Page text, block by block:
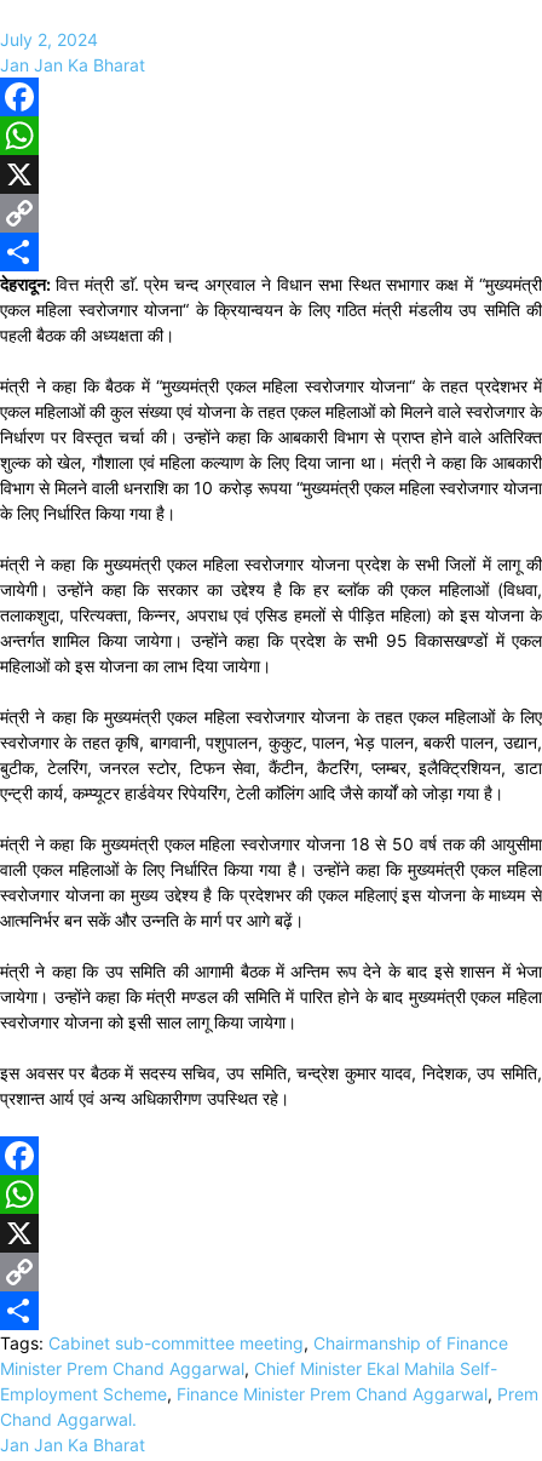
July 2, 2024
Jan Jan Ka Bharat
Facebook
WhatsApp
X
Copy
Link
Share
देहरादून: वित्त मंत्री डाॅ. प्रेम चन्द अग्रवाल ने विधान सभा स्थित सभागार कक्ष में “मुख्यमंत्री
एकल महिला स्वरोजगार योजना“ के क्रियान्वयन के लिए गठित मंत्री मंडलीय उप समिति की
पहली बैठक की अध्यक्षता की।
मंत्री ने कहा कि बैठक में “मुख्यमंत्री एकल महिला स्वरोजगार योजना“ के तहत प्रदेशभर में
एकल महिलाओं की कुल संख्या एवं योजना के तहत एकल महिलाओं को मिलने वाले स्वरोजगार के
निर्धारण पर विस्तृत चर्चा की। उन्होंने कहा कि आबकारी विभाग से प्राप्त होने वाले अतिरिक्त
शुल्क को खेल, गौशाला एवं महिला कल्याण के लिए दिया जाना था। मंत्री ने कहा कि आबकारी
विभाग से मिलने वाली धनराशि का 10 करोड़ रूपया “मुख्यमंत्री एकल महिला स्वरोजगार योजना
के लिए निर्धारित किया गया है।
मंत्री ने कहा कि मुख्यमंत्री एकल महिला स्वरोजगार योजना प्रदेश के सभी जिलों में लागू की
जायेगी। उन्होंने कहा कि सरकार का उद्देश्य है कि हर ब्लाॅक की एकल महिलाओं (विधवा,
तलाकशुदा, परित्यक्ता, किन्नर, अपराध एवं एसिड हमलों से पीड़ित महिला) को इस योजना के
अन्तर्गत शामिल किया जायेगा। उन्होंने कहा कि प्रदेश के सभी 95 विकासखण्डों में एकल
महिलाओं को इस योजना का लाभ दिया जायेगा।
मंत्री ने कहा कि मुख्यमंत्री एकल महिला स्वरोजगार योजना के तहत एकल महिलाओं के लिए
स्वरोजगार के तहत कृषि, बागवानी, पशुपालन, कुकुट, पालन, भेड़ पालन, बकरी पालन, उद्यान,
बुटीक, टेलरिंग, जनरल स्टोर, टिफन सेवा, कैंटीन, कैटरिंग, प्लम्बर, इलैक्ट्रिशियन, डाटा
एन्ट्री कार्य, कम्प्यूटर हार्डवेयर रिपेयरिंग, टेली काॅलिंग आदि जैसे कार्यों को जोड़ा गया है।
मंत्री ने कहा कि मुख्यमंत्री एकल महिला स्वरोजगार योजना 18 से 50 वर्ष तक की आयुसीमा
वाली एकल महिलाओं के लिए निर्धारित किया गया है। उन्होंने कहा कि मुख्यमंत्री एकल महिला
स्वरोजगार योजना का मुख्य उद्देश्य है कि प्रदेशभर की एकल महिलाएं इस योजना के माध्यम से
आत्मनिर्भर बन सकें और उन्नति के मार्ग पर आगे बढ़ें।
मंत्री ने कहा कि उप समिति की आगामी बैठक में अन्तिम रूप देने के बाद इसे शासन में भेजा
जायेगा। उन्होंने कहा कि मंत्री मण्डल की समिति में पारित होने के बाद मुख्यमंत्री एकल महिला
स्वरोजगार योजना को इसी साल लागू किया जायेगा।
इस अवसर पर बैठक में सदस्य सचिव, उप समिति, चन्द्रेश कुमार यादव, निदेशक, उप समिति,
प्रशान्त आर्य एवं अन्य अधिकारीगण उपस्थित रहे।
Facebook
WhatsApp
X
Copy
Link
Share
Tags: Cabinet sub-committee meeting, Chairmanship of Finance
Minister Prem Chand Aggarwal, Chief Minister Ekal Mahila Self-
Employment Scheme, Finance Minister Prem Chand Aggarwal, Prem
Chand Aggarwal.
Jan Jan Ka Bharat